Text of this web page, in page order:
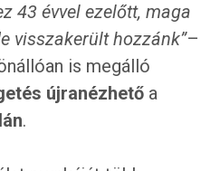
43 évvel ezelőtt, maga
visszakerült hozzánk”–
is megálló
újranézhető a
.